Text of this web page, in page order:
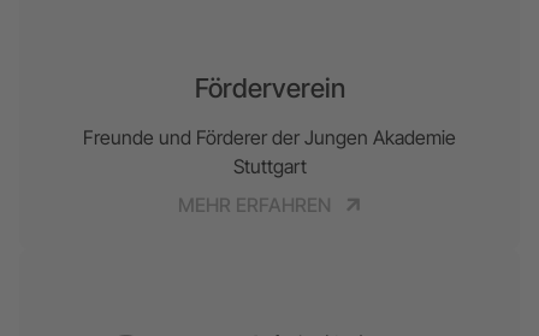
Förderverein
Freunde und Förderer der Jungen Akademie
Stuttgart
MEHR ERFAHREN